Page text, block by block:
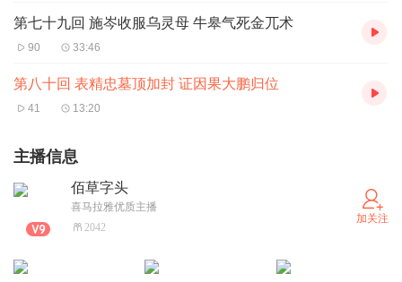
第七十九回 施岑收服乌灵母 牛皋气死金兀术
90 33:46
第八十回 表精忠墓顶加封 证因果大鹏归位
41 13:20
主播信息
佰草字头
喜马拉雅优质主播
2042
加关注